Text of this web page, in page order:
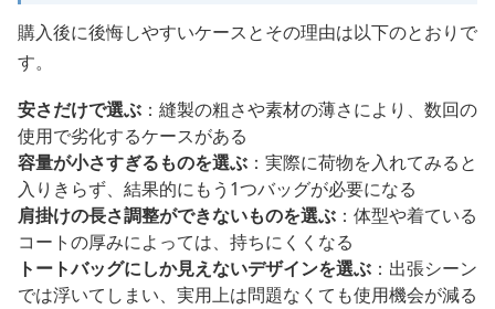
購入後に後悔しやすいケースとその理由は以下のとおりで
す。
安さだけで選ぶ ：縫製の粗さや素材の薄さにより、数回の
使用で劣化するケースがある
容量が小さすぎるものを選ぶ ：実際に荷物を入れてみると
入りきらず、結果的にもう1つバッグが必要になる
肩掛けの長さ調整ができないものを選ぶ ：体型や着ている
コートの厚みによっては、持ちにくくなる
トートバッグにしか見えないデザインを選ぶ ：出張シーン
では浮いてしまい、実用上は問題なくても使用機会が減る